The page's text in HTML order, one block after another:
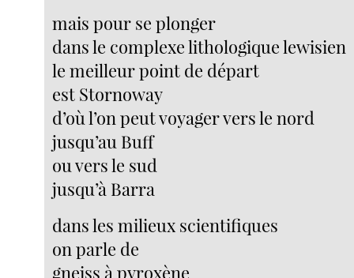
mais pour se plonger
dans le complexe lithologique lewisien
le meilleur point de départ
est Stornoway
d’où l’on peut voyager vers le nord
jusqu’au Buff
ou vers le sud
jusqu’à Barra
dans les milieux scientifiques
on parle de
gneiss à pyroxène